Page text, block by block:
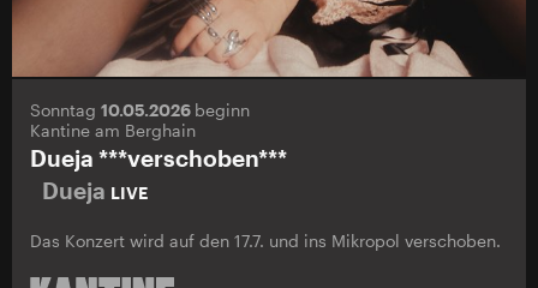
Sonntag 10.05.2026 beginn
Kantine am Berghain
Dueja ***verschoben***
Dueja LIVE
Das Konzert wird auf den 17.7. und ins Mikropol verschoben.